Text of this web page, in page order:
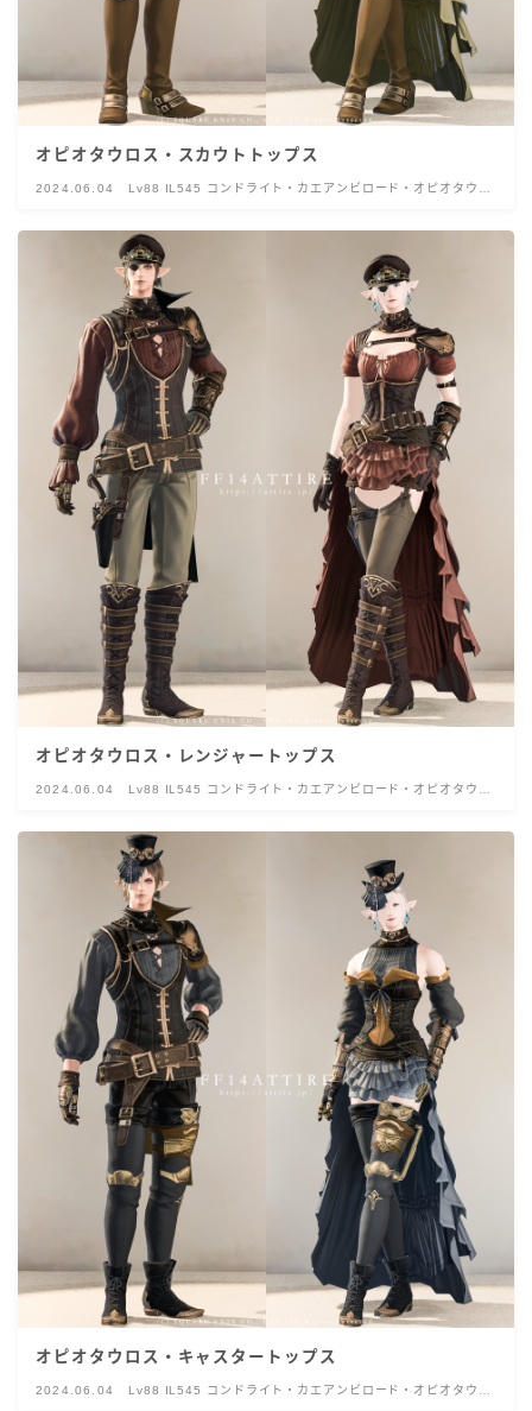
オピオタウロス・スカウトトップス
2024.06.04
Lv88 IL545 コンドライト・カエアンビロード・オピオタウル
オピオタウロス・レンジャートップス
2024.06.04
Lv88 IL545 コンドライト・カエアンビロード・オピオタウル
オピオタウロス・キャスタートップス
2024.06.04
Lv88 IL545 コンドライト・カエアンビロード・オピオタウル